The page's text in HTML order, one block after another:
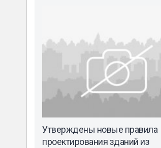
Утверждены новые правила
проектирования зданий из